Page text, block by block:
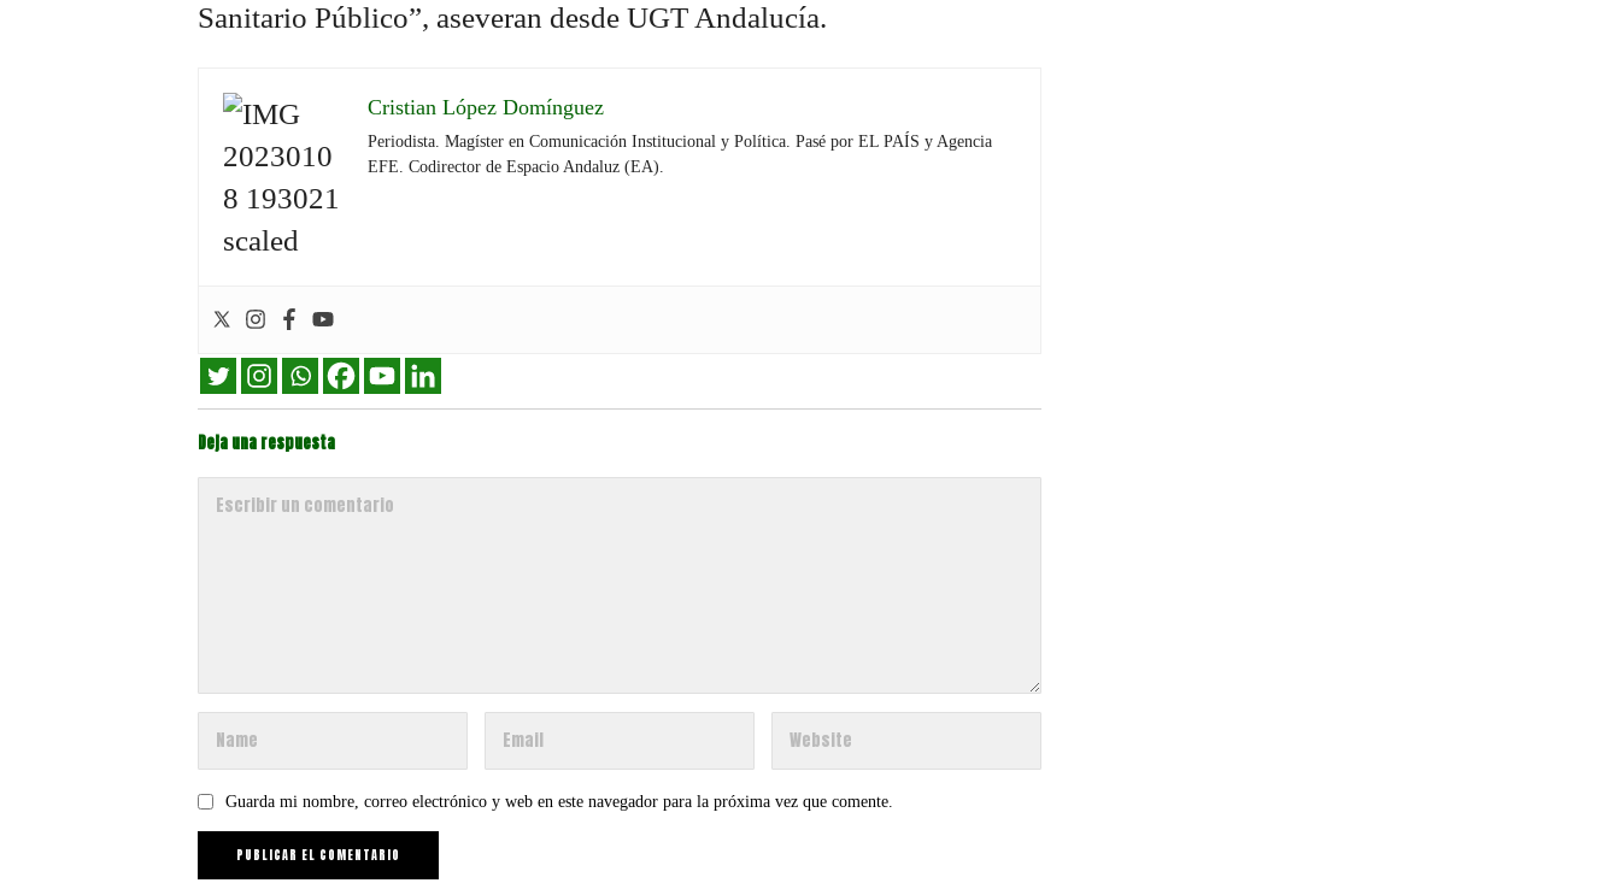
Sanitario Público”, aseveran desde UGT Andalucía.
Cristian López Domínguez
Periodista. Magíster en Comunicación Institucional y Política. Pasé por EL PAÍS y Agencia
EFE. Codirector de Espacio Andaluz (EA).
Deja una respuesta
Guarda mi nombre, correo electrónico y web en este navegador para la próxima vez que comente.